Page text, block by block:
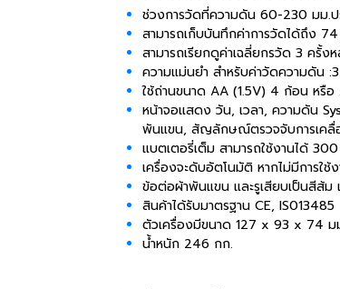
ช่วงการวัดที่ความดัน 60-230 มม.
สามารถเก็บบันทึกค่าการวัดได้ถึง
สามารถเรียกดูค่าเฉลี่ยกรวัด 3 ครั้
ความแม่นยำ สำหรับค่าวัดความดัน
ใช้ถ่านขนาด AA (1.5V) 4 ก้อน ห
หน้าจอแสดง วัน, เวลา, ความดัน
พันแขน, สัญลักษณ์ตรวจจับการเค
แบตเตอรี่เต็ม สามารถใช้งานได้
เครื่องจะดับอัตโนมัติ หากไม่มีการใ
ข้อต่อผ้าพันแขน และรูเสียบเป็นสีส้ม
สินค้าได้รับมาตรฐาน CE, IS013485
ตัวเครื่องมีขนาด 127 x 93 x 74
น้ำหนัก 246 กก.